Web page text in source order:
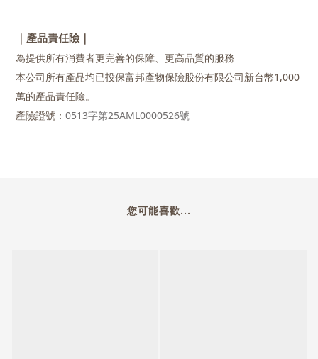
｜產品責任險｜
為提供所有消費者更完善的保障、更高品質的服務
本公司所有產品均已投保富邦產物保險股份有限公司新台幣1,000
萬的產品責任險。
產險證號： 0513字第25AML0000526號
您可能喜歡...